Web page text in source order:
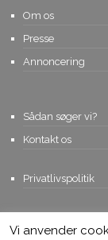
Om os
Presse
Annoncering
Sådan søger vi?
Kontakt os
Privatlivspolitik
© Copyright 2015,
Vi anvender